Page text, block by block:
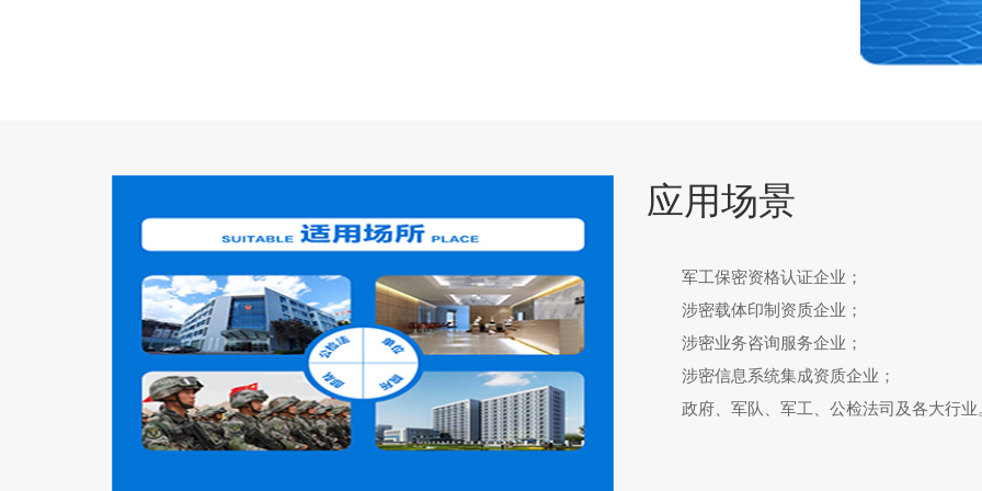
应用场景
军工保密资格认证企业；
涉密载体印制资质企业；
涉密业务咨询服务企业；
涉密信息系统集成资质企业；
政府、军队、军工、公检法司及各大行业